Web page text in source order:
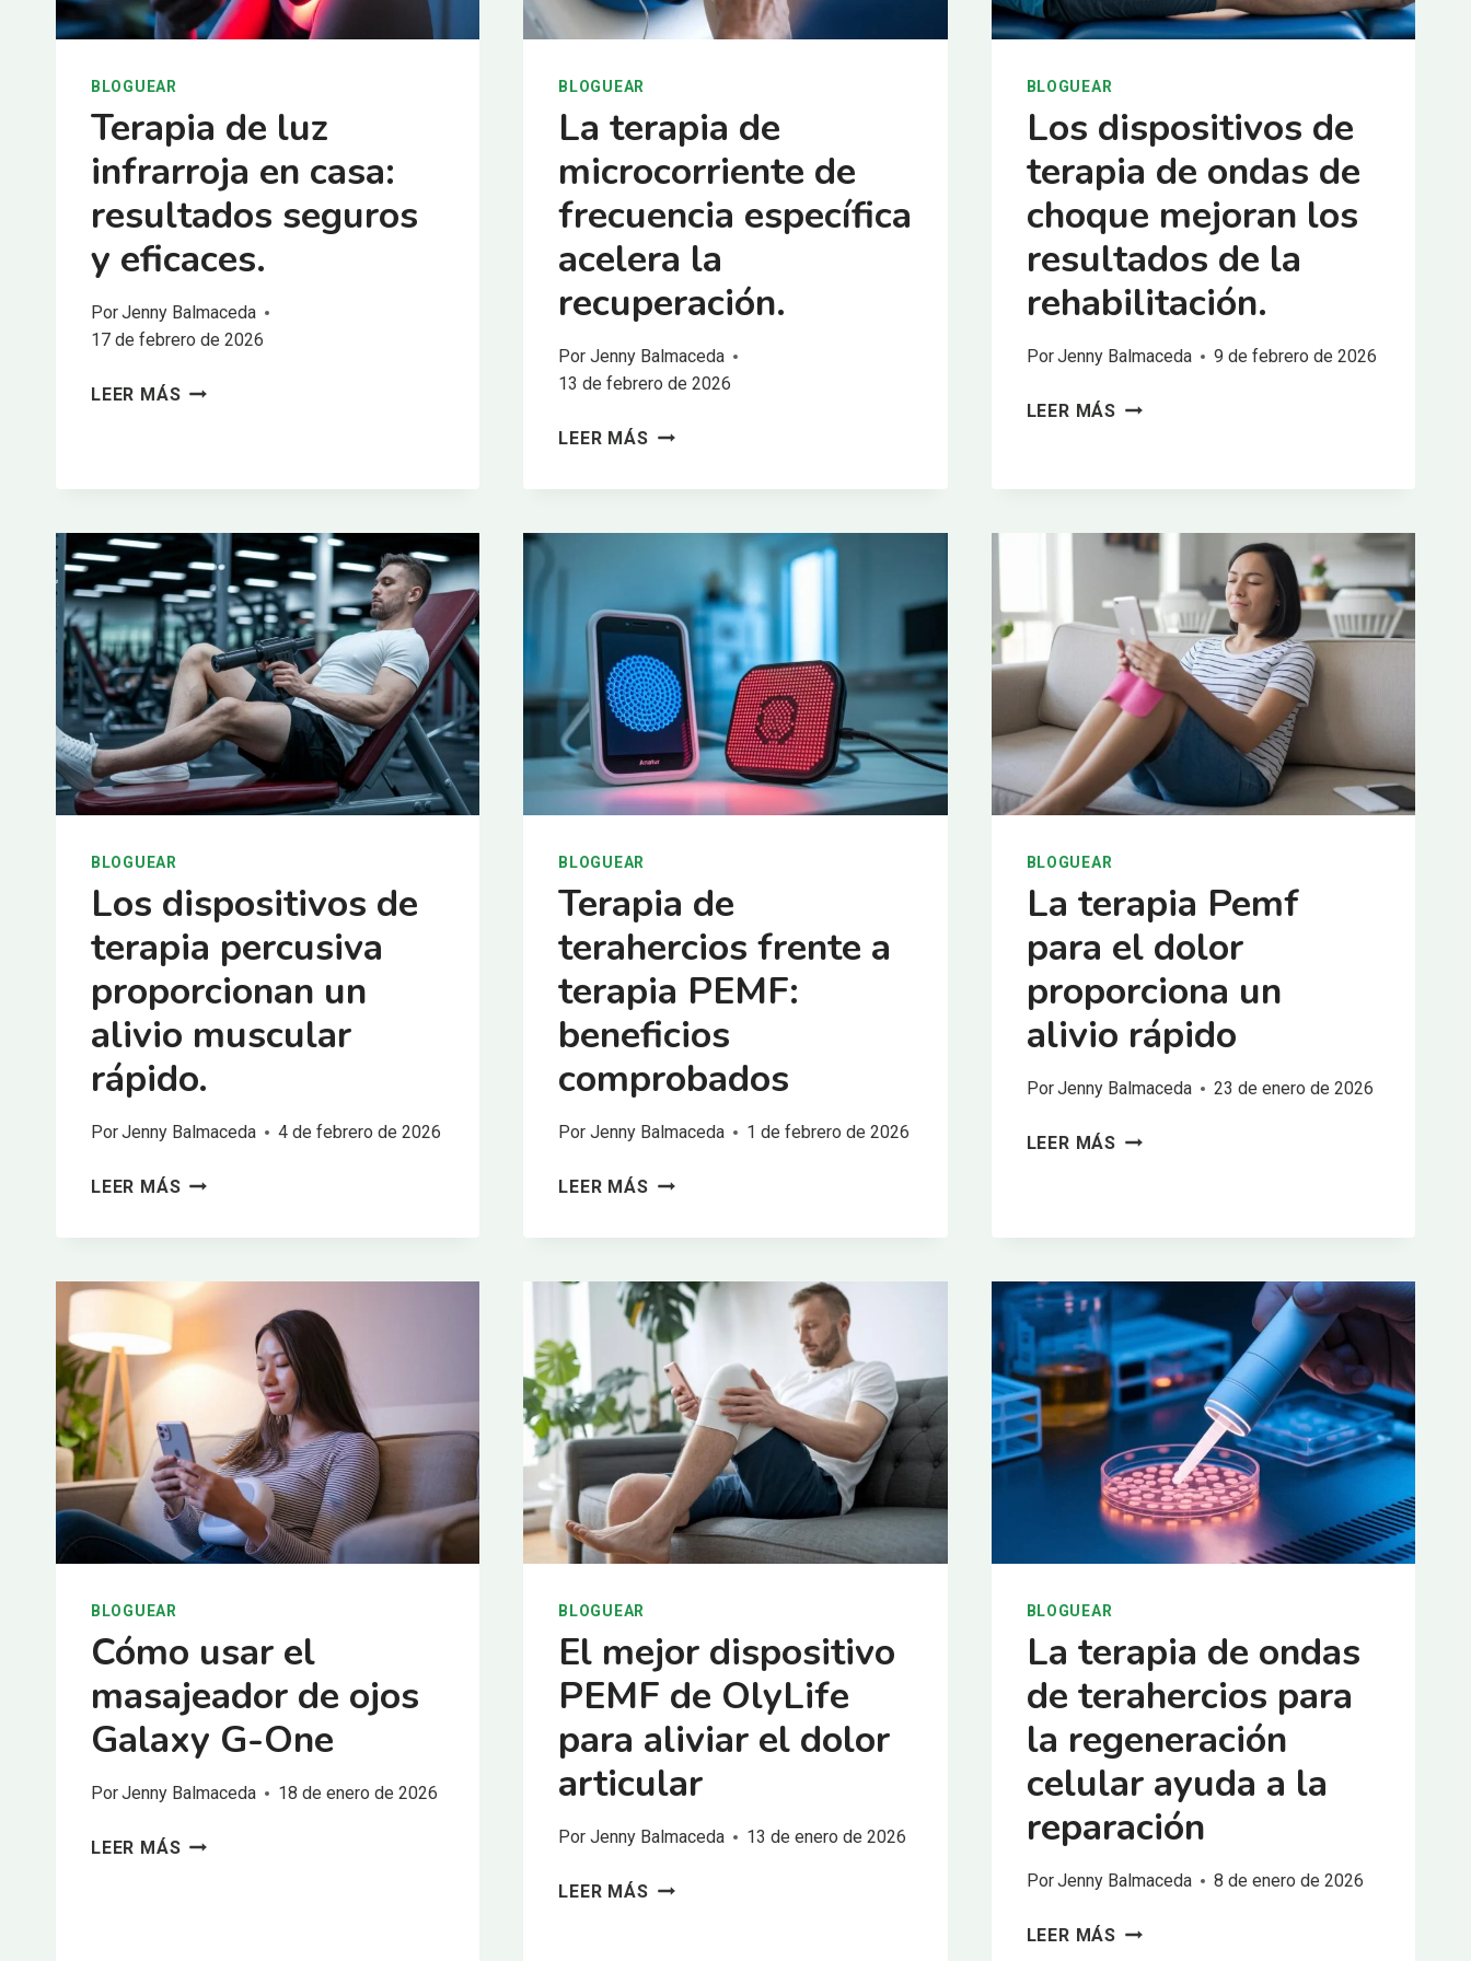
BLOGUEAR
Terapia de luz
infrarroja en casa:
resultados seguros
y eficaces.
PorJenny Balmaceda
17 de febrero de 2026
LEER MÁSTERAPIA
RESULTADOS
SEGUROS
Y
EFICACES.
BLOGUEAR
La terapia de
microcorriente de
frecuencia específica
acelera la
recuperación.
Por Jenny Balmaceda
13 de febrero de 2026
LEER MÁSLA
DE
FRECUENCIA
ESPECÍFICA
ACELERA
LA
RECUPERACIÓN.
BLOGUEAR
Los dispositivos de
terapia de ondas de
choque mejoran los
resultados de la
rehabilitación.
PorJenny Balmaceda 9 de febrero de 2026
LEER MÁS LOS
TERAPIA
ONDAS
CHOQUE
MEJORAN
LOS
RESULTADOS
DE
LA
REHABILITACIÓN.
BLOGUEAR
Los dispositivos de
terapia percusiva
proporcionan un
alivio muscular
rápido.
PorJenny Balmaceda 4 de febrero de 2026
LEER MÁSLOS
DE
PERCUSIVA
PROPORCIONAN
ALIVIO
MUSCULAR
RÁPIDO.
BLOGUEAR
Terapia de
terahercios frente a
terapia PEMF:
beneficios
comprobados
Por Jenny Balmaceda 1 de febrero de 2026
LEER MÁSTERAPIA
TERAHERCIOS
A
TERAPIA
PEMF:
BENEFICIOS
COMPROBADOS
BLOGUEAR
La terapia Pemf
para el dolor
proporciona un
alivio rápido
PorJenny Balmaceda 23 de enero de 2026
LEER MÁS LA
PROPORCIONA
UN
ALIVIO
RÁPIDO
BLOGUEAR
Cómo usar el
masajeador de ojos
Galaxy G-One
PorJenny Balmaceda 18 de enero de 2026
LEER MÁSCÓMO
BLOGUEAR
El mejor dispositivo
PEMF de OlyLife
para aliviar el dolor
articular
Por Jenny Balmaceda 13 de enero de 2026
LEER MÁSEL
BLOGUEAR
La terapia de ondas
de terahercios para
la regeneración
celular ayuda a la
reparación
PorJenny Balmaceda 8 de enero de 2026
LEER MÁS LA